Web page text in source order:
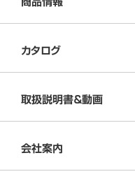
カタログ
取扱説明書＆動画
会社案内